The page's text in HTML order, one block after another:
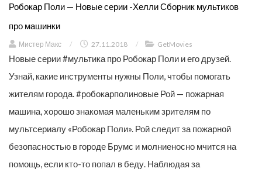
Робокар Поли — Новые серии -Хелли Сборник мультиков
про машинки
Мистер Макс / 27.11.2018 / GetMovies
Новые серии #мультика про Робокар Поли и его друзей.
Узнай, какие инструменты нужны Поли, чтобы помогать
жителям города. #робокарполиновые Рой — пожарная
машина, хорошо знакомая маленьким зрителям по
мультсериалу «Робокар Поли». Рой следит за пожарной
безопасностью в городе Брумс и молниеносно мчится на
помощь, если кто-то попал в беду. Наблюдая за